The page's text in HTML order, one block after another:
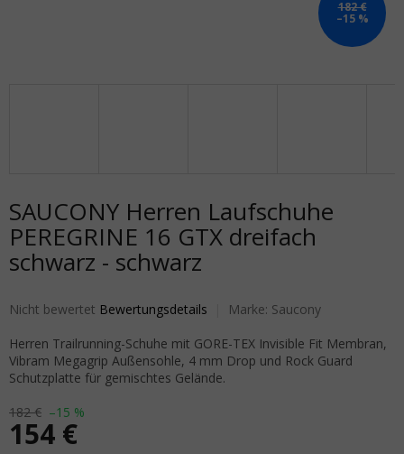
182 €
–15 %
SAUCONY Herren Laufschuhe
PEREGRINE 16 GTX dreifach
schwarz - schwarz
Die durchschnittliche Produktbewertung ist 0,0 von 5 Sternen.
Nicht bewertet Bewertungsdetails Marke: Saucony
182 € –15 %
154 €
Herren Trailrunning-Schuhe mit GORE-TEX Invisible Fit Membran,
Vibram Megagrip Außensohle, 4 mm Drop und Rock Guard
Schutzplatte für gemischtes Gelände.